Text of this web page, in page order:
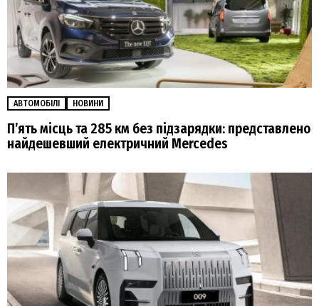
АВТОМОБІЛІ НОВИНИ
П’ять місць та 285 км без підзарядки: представлено
найдешевший електричний Mercedes